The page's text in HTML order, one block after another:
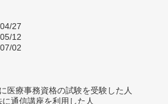
27
12
02
医療事務資格の試験を受験した人
通信講座を利用した人